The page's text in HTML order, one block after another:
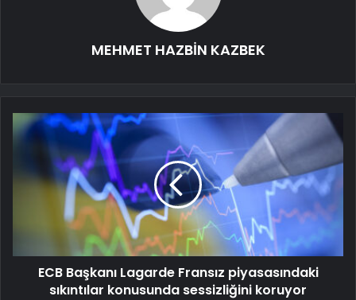
MEHMET HAZBİN KAZBEK
ECB Başkanı Lagarde Fransız piyasasındaki
sıkıntılar konusunda sessizliğini koruyor